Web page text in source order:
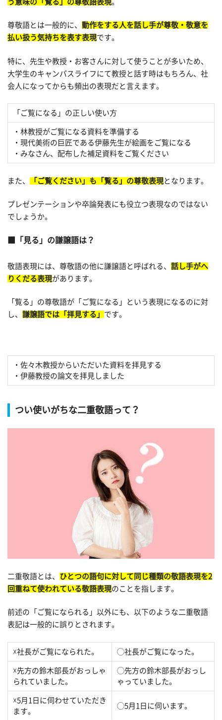
う意味の「覧る」の尊敬語表現。
尊敬語とは一般的に、 動作をする人を話し手が尊敬・敬意を
払い扱う気持ちを表す表現です。
特に、先生や教授・お客さんに対して使うことが多いため、
大学生のキャンパスライフにて教授と話す時はもちろん、社
会人になってからも頻出の表現だと言えます。
「ご覧になる」の正しい使い方
・林教授がご覧になる資料を準備する
・現代美術の巨匠である伊藤先生が絵画をご覧になる
・みなさん、配布した補足資料をご覧ください
また、 「ご覧ください」も「覧る」の尊敬表現となります。
プレゼンテーションや卒論発表にも役立つ表現なのではない
でしょうか。
「見る」の謙譲語は？
敬語表現には、尊敬語の他に謙譲語と呼ばれる、 話し手がへ
りくだる表現があります。
「覧る」の尊敬語が「ご覧になる」という表現になるのに対
し、 謙譲語では「拝見する」 です。
・佐々木教授からいただいた資料を拝見する
・伊藤教授の論文を拝見しました
つい使いがちな二重敬語って？
二重敬語とは、 ひとつの語句に対して同じ種類の敬語表現を2
回重ねて使われている敬語表現のことを指します。
前述の「ご覧になられる」以外にも、以下のような二重敬語
表記は一般的に誤りとされます。
☓社長がご覧になられた。 ◯社長がご覧になった。
☓先方の鈴木部長がおっしゃ
られていました。
◯先方の鈴木部長がおっし
ゃっていました。
☓5月1日に伺わせていただき
ます。
◯5月1日に伺います。